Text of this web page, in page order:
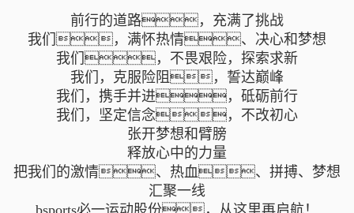
前行的道路，充满了挑战
我们，满怀热情、决心和梦想
我们，不畏艰险，探索求新
我们，克服险阻，誓达巅峰
我们，携手并进，砥砺前行
我们，坚定信念，不改初心
张开梦想和臂膀
释放心中的力量
把我们的激情、热血、拼搏、梦想
汇聚一线
bsports必一运动股份，从这里再启航！